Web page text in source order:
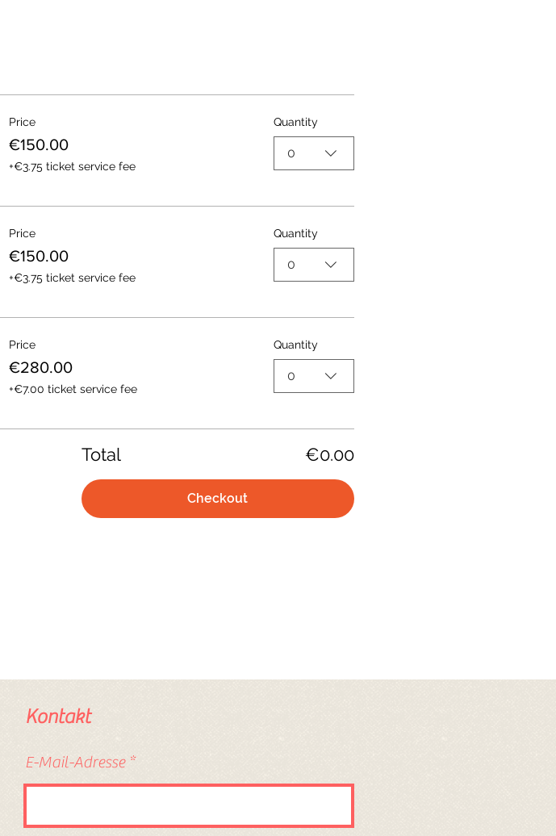
Price
€150.00
+€3.75 ticket service fee
Quantity
0
Price
€150.00
+€3.75 ticket service fee
Quantity
0
Price
€280.00
+€7.00 ticket service fee
Quantity
0
Total €0.00
Checkout
Kontakt
E-Mail-Adresse